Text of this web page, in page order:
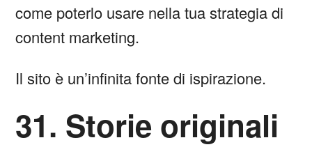
come poterlo usare nella tua strategia di
content marketing.
Il sito è un’infinita fonte di ispirazione.
31. Storie originali